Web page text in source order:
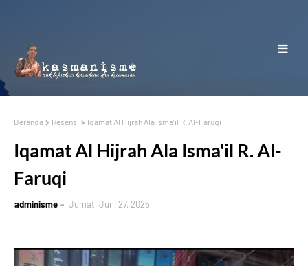
Beranda Resensi Iqamat Al Hijrah Ala Isma'il R. Al-Faruqi
Iqamat Al Hijrah Ala Isma'il R. Al-
Faruqi
adminisme Jumat, Juni 27, 2025